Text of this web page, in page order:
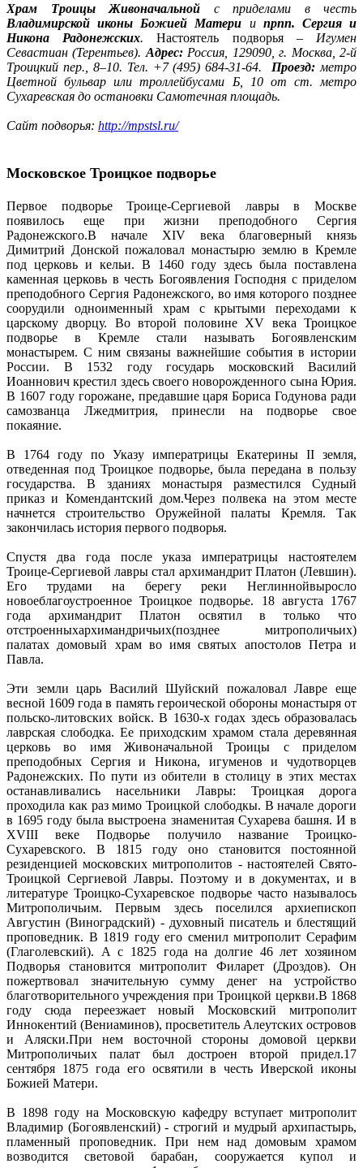
Храм Троицы Живоначальной с приделами в честь
Владимирской иконы Божией Матери и прпп. Сергия и
Никона Радонежских.Настоятель подворья– Игумен
Севастиан (Терентьев). Адрес:Россия, 129090, г. Москва, 2-й
Троицкий пер., 8–10. Тел. +7 (495) 684-31-64. Проезд: метро
Цветной бульвар или троллейбусами Б, 10 от ст. метро
Сухаревская до остановки Самотечная площадь.
Сайт подворья: http://mpstsl.ru/
Московское Троицкое подворье
Первое подворье Троице-Сергиевой лавры в Москве
появилось еще при жизни преподобного Сергия
Радонежского.В начале XIV века благоверный князь
Димитрий Донской пожаловал монастырю землю в Кремле
под церковь и кельи. В 1460 году здесь была поставлена
каменная церковь в честь Богоявления Господня с приделом
преподобного Сергия Радонежского, во имя которого позднее
соорудили одноименный храм с крытыми переходами к
царскому дворцу. Во второй половине XV века Троицкое
подворье в Кремле стали называть Богоявленским
монастырем. С ним связаны важнейшие события в истории
России. В 1532 году государь московский Василий
Иоаннович крестил здесь своего новорожденного сына Юрия.
В 1607 году горожане, предавшие царя Бориса Годунова ради
самозванца Лжедмитрия, принесли на подворье свое
покаяние.
В 1764 году по Указу императрицы Екатерины II земля,
отведенная под Троицкое подворье, была передана в пользу
государства. В зданиях монастыря разместился Судный
приказ и Комендантский дом.Через полвека на этом месте
начнется строительство Оружейной палаты Кремля. Так
закончилась история первого подворья.
Спустя два года после указа императрицы настоятелем
Троице-Сергиевой лавры стал архимандрит Платон (Левшин).
Его трудами на берегу реки Неглиннойвыросло
новоеблагоустроенное Троицкое подворье. 18 августа 1767
года архимандрит Платон освятил в только что
отстроенныхархимандричьих(позднее митрополичьих)
палатах домовый храм во имя святых апостолов Петра и
Павла.
Эти земли царь Василий Шуйский пожаловал Лавре еще
весной 1609 года в память героической обороны монастыря от
польско-литовских войск. В 1630-х годах здесь образовалась
лаврская слободка. Ее приходским храмом стала деревянная
церковь во имя Живоначальной Троицы с приделом
преподобных Сергия и Никона, игуменов и чудотворцев
Радонежских. По пути из обители в столицу в этих местах
останавливались насельники Лавры: Троицкая дорога
проходила как раз мимо Троицкой слободкы. В начале дороги
в 1695 году была выстроена знаменитая Сухарева башня. И в
XVIII веке Подворье получило название Троицко-
Сухаревского. В 1815 году оно становится постоянной
резиденцией московских митрополитов - настоятелей Свято-
Троицкой Сергиевой Лавры. Поэтому и в документах, и в
литературе Троицко-Сухаревское подворье часто называлось
Митрополичьим. Первым здесь поселился архиепископ
Августин (Виноградский) - духовный писатель и блестящий
проповедник. В 1819 году его сменил митрополит Серафим
(Глаголевский). А с 1825 года на долгие 46 лет хозяином
Подворья становится митрополит Филарет (Дроздов). Он
пожертвовал значительную сумму денег на устройство
благотворительного учреждения при Троицкой церкви.В 1868
году сюда переезжает новый Московский митрополит
Иннокентий (Вениаминов), просветитель Алеутских островов
и Аляски.При нем восточной стороны домовой церкви
Митрополичьих палат был достроен второй придел.17
сентября 1875 года его освятили в честь Иверской иконы
Божией Матери.
В 1898 году на Московскую кафедру вступает митрополит
Владимир (Богоявленский) - строгий и мудрый архипастырь,
пламенный проповедник. При нем над домовым храмом
возводится световой барабан, сооружается купол и